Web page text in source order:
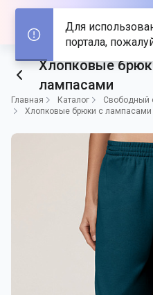
Хлопковые
лампасами
Главная Каталог Свободный
Хлопковые брюки с лампасами
Для
портала,